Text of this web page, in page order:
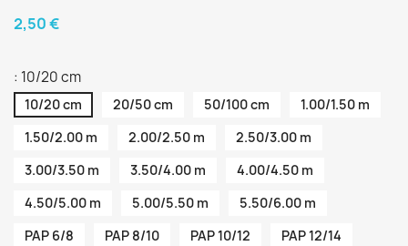
2,50 €
: 10/20 cm
10/20 cm 20/50 cm 50/100 cm
1.00/1.50 m
1.50/2.00 m
2.00/2.50 m
2.50/3.00 m
3.00/3.50 m
3.50/4.00 m
4.00/4.50 m
4.50/5.00 m
5.00/5.50 m
5.50/6.00 m
PAP 6/8
PAP 8/10 PAP 10/12
PAP 12/14